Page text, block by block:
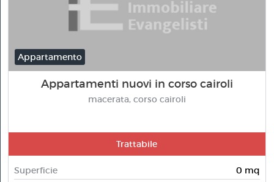
Appartamento
Appartamenti nuovi in corso cairoli
macerata, corso cairoli
Trattabile
Superficie
0 mq